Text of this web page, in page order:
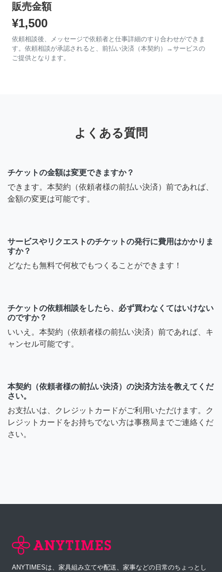
販売金額
¥1,500
依頼相談後、メッセージで依頼者と仕事詳細のすり合わせができま
す。依頼相談が承認されると、前払い決済（本契約）→サービスの
ご提供となります。
よくある質問
チケットの金額は変更できますか？
できます。本契約（依頼者様の前払い決済）前であれば、
金額の変更は可能です。
サービスやリクエストのチケットの発行に費用はかかりま
すか？
どなたも無料で何枚でもつくることができます！
チケットの依頼相談をしたら、必ず買わなくてはいけない
のですか？
いいえ。本契約（依頼者様の前払い決済）前であれば、キ
ャンセル可能です。
本契約（依頼者様の前払い決済）の決済方法を教えてくだ
さい。
お支払いは、クレジットカードがご利用いただけます。ク
レジットカードをお持ちでない方は事務局までご連絡くだ
さい。
ANYTIMESは、家具組み立てや配送、家事などの日常のちょっとし